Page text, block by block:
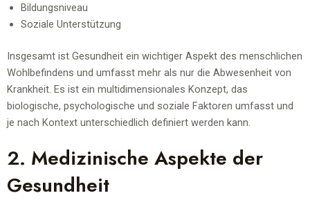
Bildungsniveau
Soziale Unterstützung
Insgesamt ist Gesundheit ein wichtiger Aspekt des menschlichen
Wohlbefindens und umfasst mehr als nur die Abwesenheit von
Krankheit. Es ist ein multidimensionales Konzept, das
biologische, psychologische und soziale Faktoren umfasst und
je nach Kontext unterschiedlich definiert werden kann.
2. Medizinische Aspekte der
Gesundheit